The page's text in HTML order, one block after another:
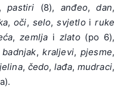
,pastiri (8), anđeo,dan,
,oči, selo,svjetloiruke
,zemlja i zlato(po 6),
badnjak,kraljevi, pjesme,
, čedo,lađa, mudraci,